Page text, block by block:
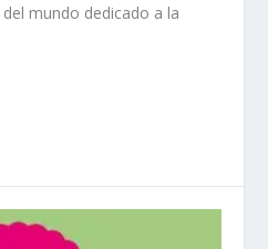
mundo dedicado a la